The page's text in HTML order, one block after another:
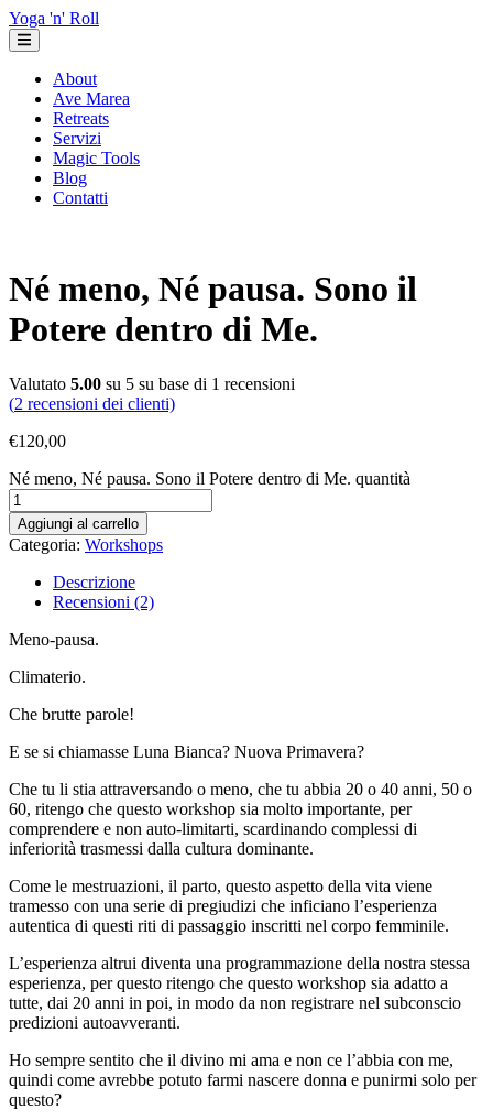
Yoga 'n' Roll
About
Ave Marea
Retreats
Servizi
Magic Tools
Blog
Contatti
Né meno, Né pausa. Sono il
Potere dentro di Me.
Valutato 5.00 su 5 su base di 1 recensioni
(2 recensioni dei clienti)
€120,00
Né meno, Né pausa. Sono il Potere dentro di Me. quantità
Aggiungi al carrello
Categoria: Workshops
Descrizione
Recensioni (2)
Meno-pausa.
Climaterio.
Che brutte parole!
E se si chiamasse Luna Bianca? Nuova Primavera?
Che tu li stia attraversando o meno, che tu abbia 20 o 40 anni, 50 o
60, ritengo che questo workshop sia molto importante, per
comprendere e non auto-limitarti, scardinando complessi di
inferiorità trasmessi dalla cultura dominante.
Come le mestruazioni, il parto, questo aspetto della vita viene
tramesso con una serie di pregiudizi che inficiano l’esperienza
autentica di questi riti di passaggio inscritti nel corpo femminile.
L’esperienza altrui diventa una programmazione della nostra stessa
esperienza, per questo ritengo che questo workshop sia adatto a
tutte, dai 20 anni in poi, in modo da non registrare nel subconscio
predizioni autoavveranti.
Ho sempre sentito che il divino mi ama e non ce l’abbia con me,
quindi come avrebbe potuto farmi nascere donna e punirmi solo per
questo?